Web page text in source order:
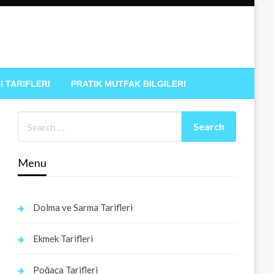
TARIFLERI PRATIK MUTFAK BILGILERI
Menu
Dolma ve Sarma Tarifleri
Ekmek Tarifleri
Poğaça Tarifleri